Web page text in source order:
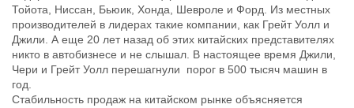
Тойота, Ниссан, Бьюик, Хонда, Шевроле и Форд. Из местных
производителей в лидерах такие компании, как Грейт Уолл и
Джили. А еще 20 лет назад об этих китайских представителях
никто в автобизнесе и не слышал. В настоящее время Джили,
Чери и Грейт Уолл перешагнули порог в 500 тысяч машин в
год.
Стабильность продаж на китайском рынке объясняется